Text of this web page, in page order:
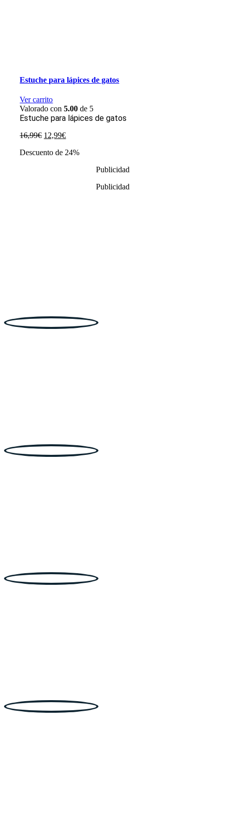
Estuche para lápices de gatos
Ver carrito
Valorado con5.00 de 5
Estuche para lápices de gatos
16,99€ El
original
12,99€El
actual
Descuento de 24%
Publicidad
Publicidad